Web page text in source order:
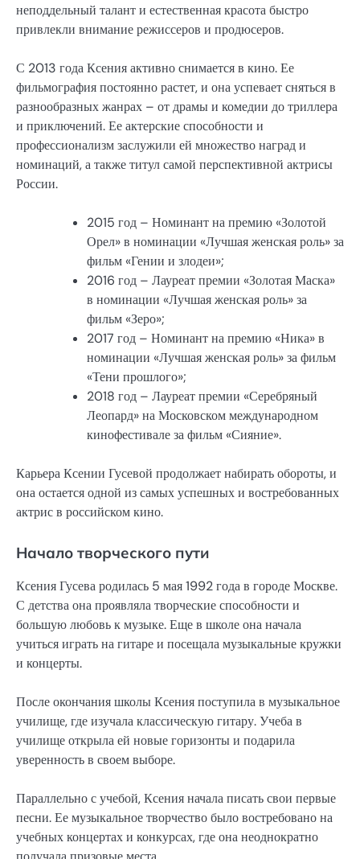
неподдельный талант и естественная красота быстро
привлекли внимание режиссеров и продюсеров.
С 2013 года Ксения активно снимается в кино. Ее
фильмография постоянно растет, и она успевает сняться в
разнообразных жанрах – от драмы и комедии до триллера
и приключений. Ее актерские способности и
профессионализм заслужили ей множество наград и
номинаций, а также титул самой перспективной актрисы
России.
2015 год – Номинант на премию «Золотой
Орел» в номинации «Лучшая женская роль» за
фильм «Гении и злодеи»;
2016 год – Лауреат премии «Золотая Маска»
в номинации «Лучшая женская роль» за
фильм «Зеро»;
2017 год – Номинант на премию «Ника» в
номинации «Лучшая женская роль» за фильм
«Тени прошлого»;
2018 год – Лауреат премии «Серебряный
Леопард» на Московском международном
кинофестивале за фильм «Сияние».
Карьера Ксении Гусевой продолжает набирать обороты, и
она остается одной из самых успешных и востребованных
актрис в российском кино.
Начало творческого пути
Ксения Гусева родилась 5 мая 1992 года в городе Москве.
С детства она проявляла творческие способности и
большую любовь к музыке. Еще в школе она начала
учиться играть на гитаре и посещала музыкальные кружки
и концерты.
После окончания школы Ксения поступила в музыкальное
училище, где изучала классическую гитару. Учеба в
училище открыла ей новые горизонты и подарила
уверенность в своем выборе.
Параллельно с учебой, Ксения начала писать свои первые
песни. Ее музыкальное творчество было востребовано на
учебных концертах и конкурсах, где она неоднократно